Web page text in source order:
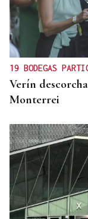
CREACIÓN DE
2.000 casas
alquiler
19 BODEGAS
Verín
Monterrei